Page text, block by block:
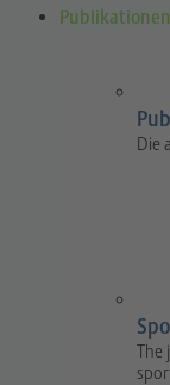
Publikationen
Die
The